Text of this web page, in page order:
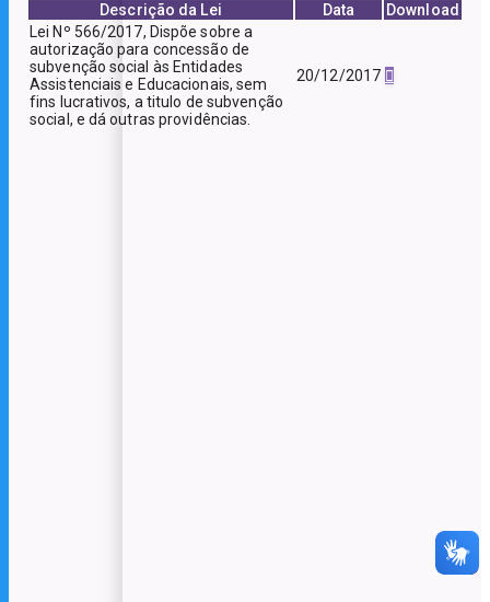
Descrição da Lei Data
Download
Lei Nº 566/2017, Dispõe sobre a
autorização para concessão de
subvenção social às Entidades
Assistenciais e Educacionais, sem
fins lucrativos, a titulo de subvenção
social, e dá outras providências.
20/12/2017